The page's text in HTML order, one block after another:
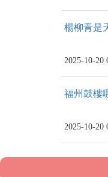
楊柳青是
2025-10-20
福州鼓樓
2025-10-20